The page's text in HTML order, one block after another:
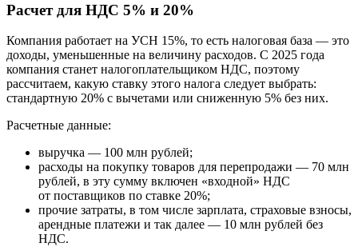
Расчет для НДС 5% и 20%
Компания работает на УСН 15%, то есть налоговая база — это
доходы, уменьшенные на величину расходов. С 2025 года
компания станет налогоплательщиком НДС, поэтому
рассчитаем, какую ставку этого налога следует выбрать:
стандартную 20% с вычетами или сниженную 5% без них.
Расчетные данные:
выручка — 100 млн рублей;
расходы на покупку товаров для перепродажи — 70 млн
рублей, в эту сумму включен «входной» НДС
от поставщиков по ставке 20%;
прочие затраты, в том числе зарплата, страховые взносы,
арендные платежи и так далее — 10 млн рублей без
НДС.